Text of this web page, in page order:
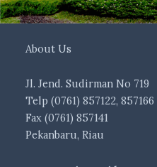
About Us
Jl. Jend. Sudirman No 719
Telp (0761) 857122, 857166
Fax (0761) 857141
Pekanbaru, Riau